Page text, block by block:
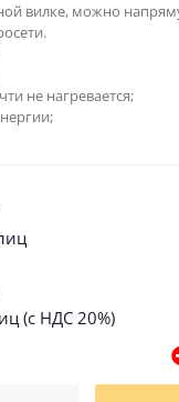
вилке, можно
не нагревается;
(с НДС 20%)